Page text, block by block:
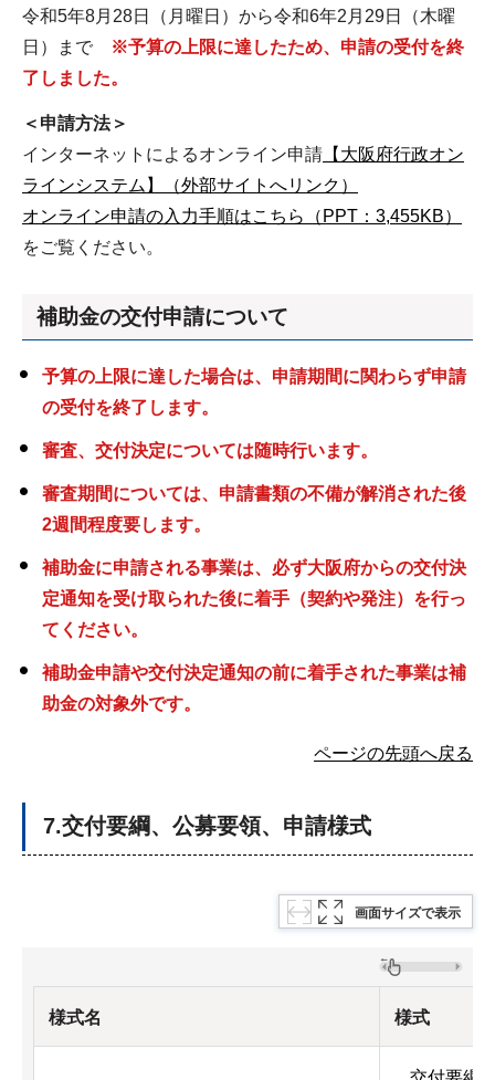
令和5年8月28日（月曜日）から令和6年2月29日（木曜
日）まで
※予算の上限に達したため、申請の受付を終
了しました。
＜申請方法＞
インターネットによるオンライン申請 【大阪府行政オン
ラインシステム】（外部サイトへリンク）
オンライン申請の入力手順はこちら（PPT：3,455KB）
をご覧ください。
補助金の交付申請について
予算の上限に達した場合は、申請期間に関わらず申請
の受付を終了します。
審査、交付決定については随時行います。
審査期間については、申請書類の不備が解消された後
2週間程度要します。
補助金に申請される事業は、必ず大阪府からの交付決
定通知を受け取られた後に着手（契約や発注）を行っ
てください。
補助金申請や交付決定通知の前に着手された事業は補
助金の対象外です。
ページの先頭へ戻る
7.交付要綱、公募要領、申請様式
画面サイズで表示
様式名 様式